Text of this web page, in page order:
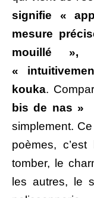
signifie «
mesure
mouillé
«
kouka.
bis de nas »
simplement.
poèmes,
tomber, le
les autres, le